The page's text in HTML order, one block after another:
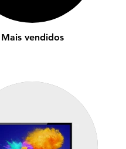
Mais vendidos